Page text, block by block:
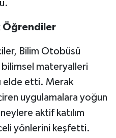
Öğrendiler
Bilim Otobüsü
materyalleri
elde etti. Merak
uygulamalara yoğun
aktif katılım
yönlerini keşfetti.